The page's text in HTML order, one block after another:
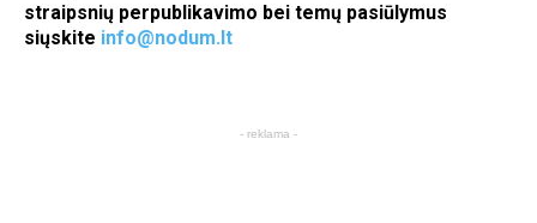
straipsnių perpublikavimo bei temų pasiūlymus
siųskite info@nodum.lt
- reklama -